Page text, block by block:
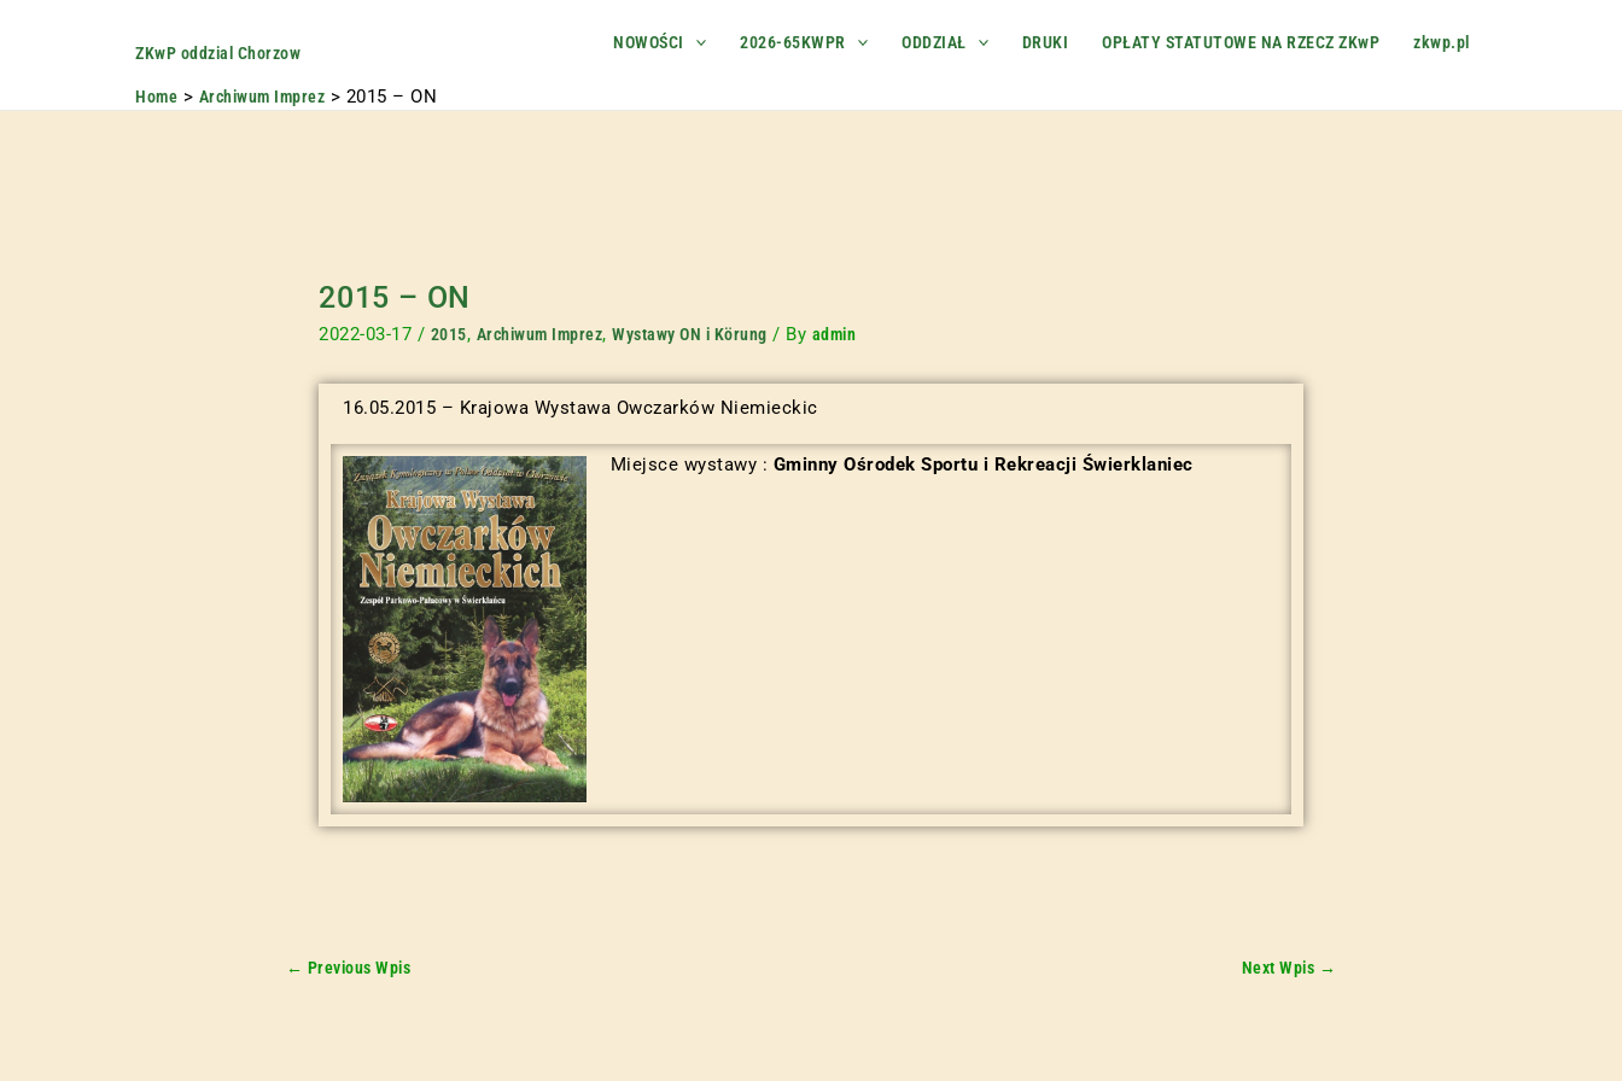
ZKwP oddzial Chorzow
NOWOŚCI 2026-65KWPR ODDZIAŁ DRUKI OPŁATY STATUTOWE NA RZECZ ZKwP zkwp.pl
Home Archiwum Imprez 2015 – ON
2015 – ON
2022-03-17 / 2015, Archiwum Imprez,Wystawy ON i Körung / By admin
16.05.2015 – Krajowa Wystawa Owczarków Niemieckic
Miejsce wystawy : Gminny Ośrodek Sportu i Rekreacji Świerklaniec
← Previous Wpis Next Wpis →